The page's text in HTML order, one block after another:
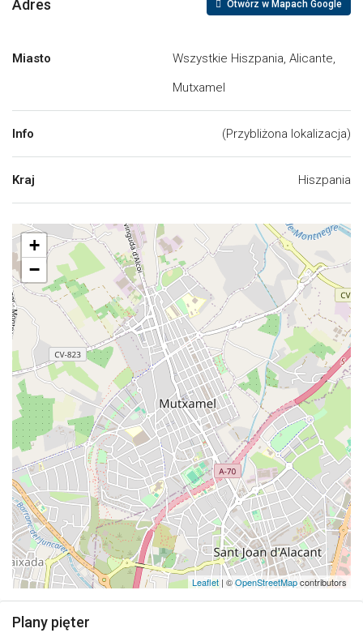
Adres Otwórz w Mapach Google
Miasto
Wszystkie Hiszpania, Alicante,
Mutxamel
Info (Przybliżona lokalizacja)
Kraj Hiszpania
+
−
Leaflet | ©OpenStreetMapcontributors
Plany pięter